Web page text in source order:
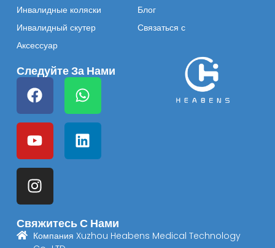
Свяжитесь С Нами
Компания Xuzhou Heabens Medical Technology
Инвалидные коляски
Инвалидный скутер
Аксессуар
Блог
Связаться с
Следуйте За Нами